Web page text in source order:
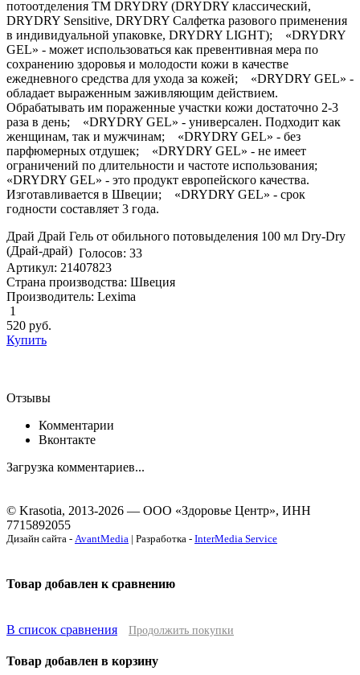
потоотделения ТМ DRYDRY (DRYDRY классический,
DRYDRY Sensitive, DRYDRY Салфетка разового применения
в индивидуальной упаковке, DRYDRY LIGHT); «DRYDRY
GEL» - может использоваться как превентивная мера по
сохранению здоровья и молодости кожи в качестве
ежедневного средства для ухода за кожей; «DRYDRY GEL» -
обладает выраженным заживляющим действием.
Обрабатывать им пораженные участки кожи достаточно 2-3
раза в день; «DRYDRY GEL» - универсален. Подходит как
женщинам, так и мужчинам; «DRYDRY GEL» - без
парфюмерных отдушек; «DRYDRY GEL» - не имеет
ограничений по длительности и частоте использования;
«DRYDRY GEL» - это продукт европейского качества.
Изготавливается в Швеции; «DRYDRY GEL» - срок
годности составляет 3 года.
Драй Драй Гель от обильного потовыделения 100 мл Dry-Dry
(Драй-драй) Голосов: 33
Артикул: 21407823
Страна производства: Швеция
Производитель: Lexima
1
520 руб.
Купить
Отзывы
Комментарии
Вконтакте
Загрузка комментариев...
© Krasotia, 2013-2026 — ООО «Здоровье Центр», ИНН
7715892055
Дизайн сайта - AvantMedia | Разработка - InterMedia Service
Товар добавлен к сравнению
В список сравнения Продолжить покупки
Товар добавлен в корзину